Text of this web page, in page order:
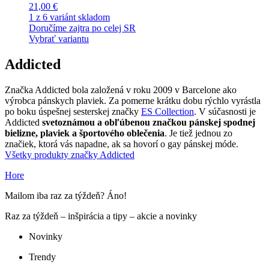
21,00 €
1 z 6 variánt skladom
Doručíme zajtra po celej SR
Vybrať variantu
Addicted
Značka Addicted bola založená v roku 2009 v Barcelone ako
výrobca pánskych plaviek. Za pomerne krátku dobu rýchlo vyrástla
po boku úspešnej sesterskej značky ES Collection. V súčasnosti je
Addicted svetoznámou a obľúbenou značkou pánskej spodnej
bielizne, plaviek a športového oblečenia. Je tiež jednou zo
značiek, ktorá vás napadne, ak sa hovorí o gay pánskej móde.
Všetky produkty značky Addicted
Hore
Mailom iba raz za týždeň? Áno!
Raz za týždeň – inšpirácia a tipy – akcie a novinky
Novinky
Trendy